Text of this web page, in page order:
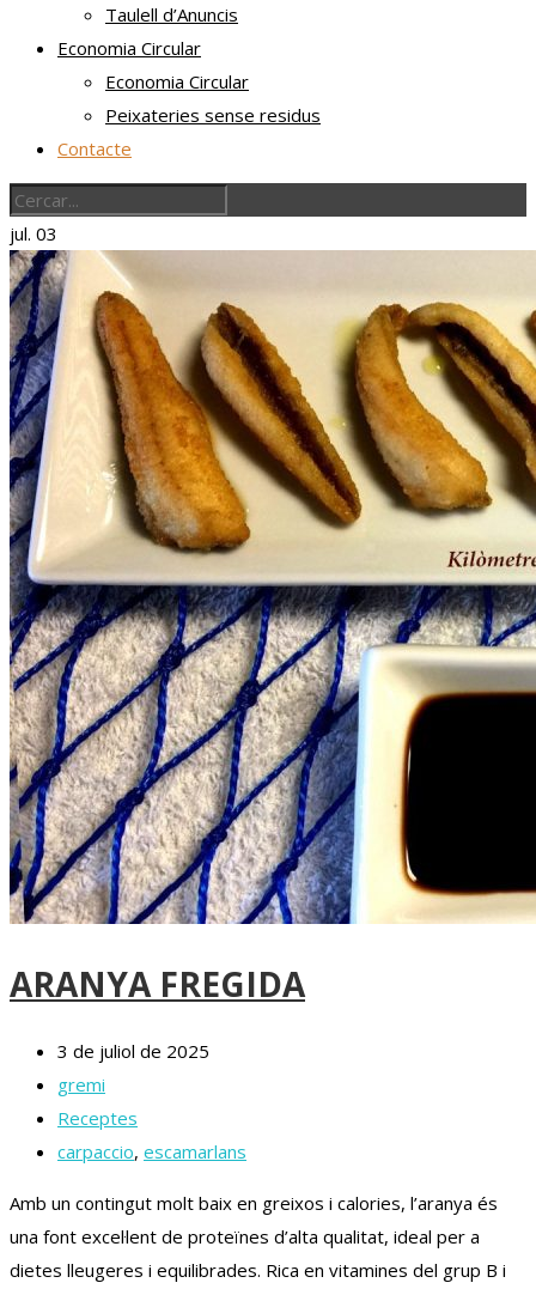
Taulell d’Anuncis
Economia Circular
Economia Circular
Peixateries sense residus
Contacte
jul. 03
ARANYA FREGIDA
3 de juliol de 2025
gremi
Receptes
carpaccio, escamarlans
Amb un contingut molt baix en greixos i calories, l’aranya és
una font excel·lent de proteïnes d’alta qualitat, ideal per a
dietes lleugeres i equilibrades. Rica en vitamines del grup B i